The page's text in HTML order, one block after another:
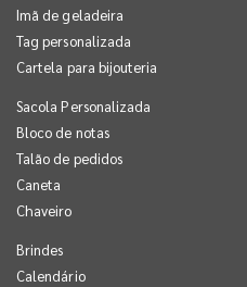
Imã de geladeira
Tag personalizada
Cartela para bijouteria
Sacola Personalizada
Bloco de notas
Talão de pedidos
Caneta
Chaveiro
Brindes
Calendário